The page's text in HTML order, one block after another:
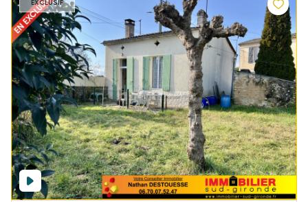
EXCLUSIF